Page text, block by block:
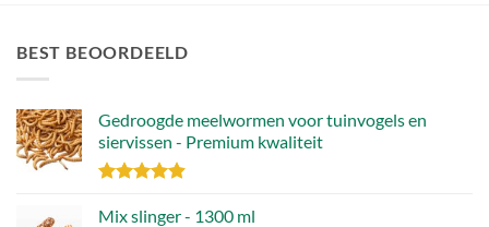
BEST BEOORDEELD
Gedroogde meelwormen voor tuinvogels en
siervissen - Premium kwaliteit
4.88uit 5
Mix slinger - 1300 ml